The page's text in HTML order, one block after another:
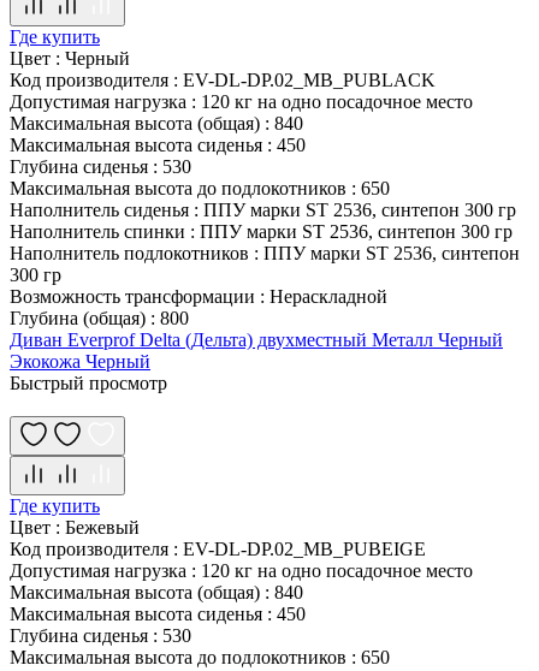
Где купить
Цвет : Черный
Код производителя : EV-DL-DP.02_MB_PUBLACK
Допустимая нагрузка : 120 кг на одно посадочное место
Максимальная высота (общая) : 840
Максимальная высота сиденья : 450
Глубина сиденья : 530
Максимальная высота до подлокотников : 650
Наполнитель сиденья : ППУ марки ST 2536, синтепон 300 гр
Наполнитель спинки : ППУ марки ST 2536, синтепон 300 гр
Наполнитель подлокотников : ППУ марки ST 2536, синтепон
300 гр
Возможность трансформации : Нераскладной
Глубина (общая) : 800
Диван Everprof Delta (Дельта) двухместный Металл Черный
Экокожа Черный
Быстрый просмотр
Где купить
Цвет : Бежевый
Код производителя : EV-DL-DP.02_MB_PUBEIGE
Допустимая нагрузка : 120 кг на одно посадочное место
Максимальная высота (общая) : 840
Максимальная высота сиденья : 450
Глубина сиденья : 530
Максимальная высота до подлокотников : 650